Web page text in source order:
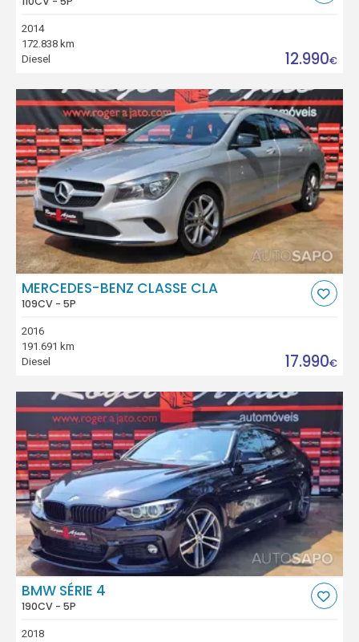
2014
172.838 km
Diesel
12.990€
MERCEDES-BENZ CLASSE CLA
109CV - 5P
2016
191.691 km
Diesel
17.990€
BMW SÉRIE 4
190CV - 5P
2018